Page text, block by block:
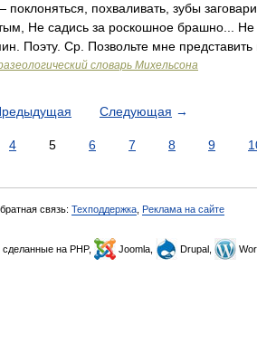
поклоняться, похваливать, зубы
Не садись за роскошное брашно... Не
Поэту. Ср. Позвольте мне
словарь Михельсона
Следующая →
4 5 6 7 8 9
связь: Техподдержка Реклама на сайте
, сделанные на PHP, Joomla, Drupal,